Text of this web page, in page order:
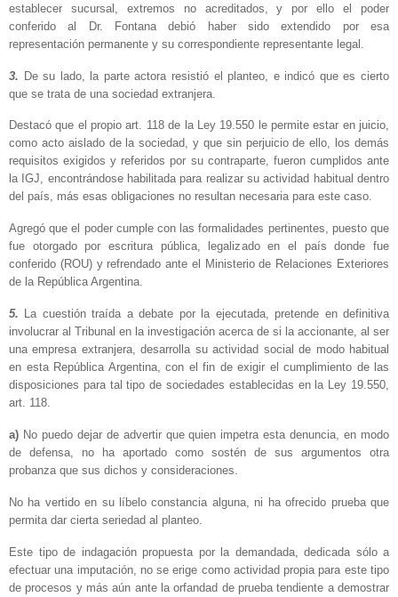
establecer sucursal, extremos no acreditados, y por ello el poder
conferido al Dr. Fontana debió haber sido extendido por esa
representación permanente y su correspondiente representante legal.
3. De su lado, la parte actora resistió el planteo, e indicó que es cierto
que se trata de una sociedad extranjera.
Destacó que el propio art. 118 de la Ley 19.550 le permite estar en juicio,
como acto aislado de la sociedad, y que sin perjuicio de ello, los demás
requisitos exigidos y referidos por su contraparte, fueron cumplidos ante
la IGJ, encontrándose habilitada para realizar su actividad habitual dentro
del país, más esas obligaciones no resultan necesaria para este caso.
Agregó que el poder cumple con las formalidades pertinentes, puesto que
fue otorgado por escritura pública, legalizado en el país donde fue
conferido (ROU) y refrendado ante el Ministerio de Relaciones Exteriores
de la República Argentina.
5. La cuestión traída a debate por la ejecutada, pretende en definitiva
involucrar al Tribunal en la investigación acerca de si la accionante, al ser
una empresa extranjera, desarrolla su actividad social de modo habitual
en esta República Argentina, con el fin de exigir el cumplimiento de las
disposiciones para tal tipo de sociedades establecidas en la Ley 19.550,
art. 118.
a) No puedo dejar de advertir que quien impetra esta denuncia, en modo
de defensa, no ha aportado como sostén de sus argumentos otra
probanza que sus dichos y consideraciones.
No ha vertido en su líbelo constancia alguna, ni ha ofrecido prueba que
permita dar cierta seriedad al planteo.
Este tipo de indagación propuesta por la demandada, dedicada sólo a
efectuar una imputación, no se erige como actividad propia para este tipo
de procesos y más aún ante la orfandad de prueba tendiente a demostrar